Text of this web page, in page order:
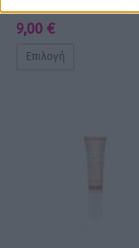
9,00 €
Επιλογή